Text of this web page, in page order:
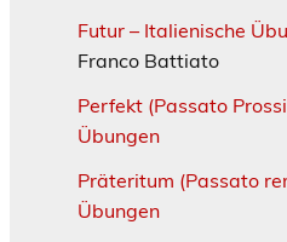
Futur – Italienische
Franco Battiato
Perfekt (Passato
Übungen
Präteritum (Passato
Übungen